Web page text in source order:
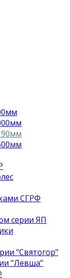
СГРФ
серии ЯП
"Святогор"
"Левша"